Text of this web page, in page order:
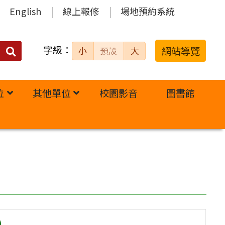
English 線上報修 場地預約系統
搜
字級： 小 預設 大 網站導覽
其他單位 校園影音 圖書館